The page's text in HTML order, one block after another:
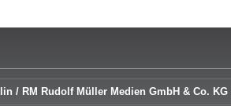
/ RM Rudolf Müller Medien GmbH & Co. KG